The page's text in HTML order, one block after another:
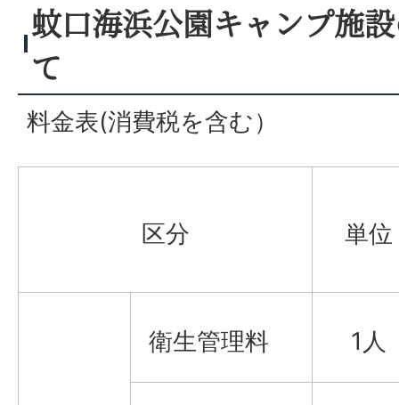
蚊口海浜公園キャンプ施
て
料金表(消費税を含む）
区分 単位
衛生管理料 1人